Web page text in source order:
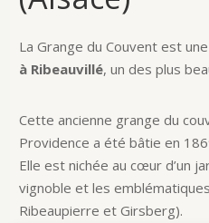
La Grange du Couvent est
à Ribeauvillé, un des plus
Cette ancienne grange du
Providence a été bâtie en
Elle est nichée au cœur d’un
vignoble et les
Ribeaupierre et Girsberg).